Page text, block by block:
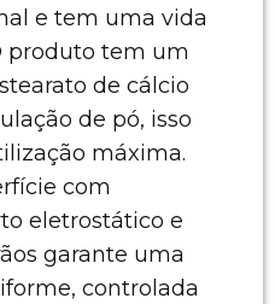
e tem uma vida
produto tem um
de cálcio
de pó, isso
máxima.
com
eletrostático e
garante uma
controlada